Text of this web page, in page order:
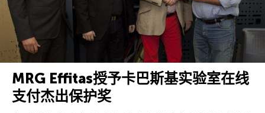
MRG Effitas授予卡巴斯基实验室在线
支付杰出保护奖